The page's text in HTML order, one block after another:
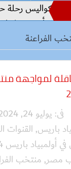
كواليس رحلة
تأسيس شراكة
الفراعنة
لمواجهة
فى: يوليو 24, 2024
باريس, القنوات
أولمبياد باريس 2024
مصر, منتخب